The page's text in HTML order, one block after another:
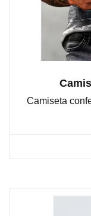
Camiseta